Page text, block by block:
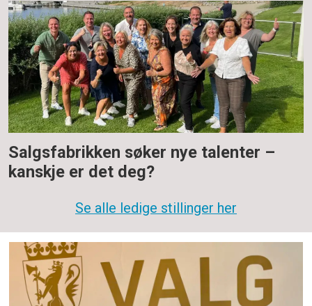
Salgsfabrikken søker nye talenter –
kanskje er det deg?
Se alle ledige stillinger her